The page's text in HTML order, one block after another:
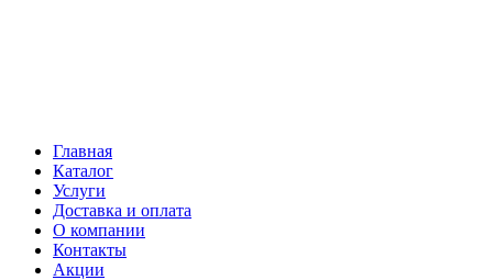
Главная
Каталог
Услуги
Доставка и оплата
О компании
Контакты
Акции